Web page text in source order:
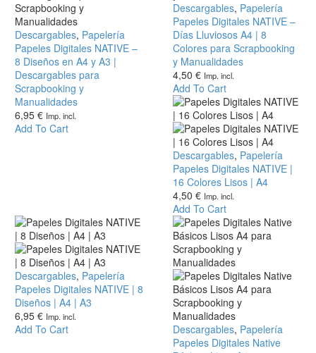
Papeles
Digitales
NATIVE
–
8
Diseños
en
A4
y
Manualidades
Descargables, Papelería
Papeles Digitales NATIVE –
8 Diseños en A4 y A3 |
Descargables para
Scrapbooking y
Manualidades
6,95 € Imp. incl.
Add To Cart
Papeles
Digitales
NATIVE
–
Días
Lluviosos
A4
|
8
Colores
para
Scrapbooking
y
Manualidades
Descargables, Papelería
Papeles Digitales NATIVE –
Días Lluviosos A4 | 8
Colores para Scrapbooking
y Manualidades
4,50 € Imp. incl.
Add To Cart
Papeles
Digitales
NATIVE
|
16
Colores
Lisos
|
A4
Descargables, Papelería
Papeles Digitales NATIVE |
16 Colores Lisos | A4
4,50 € Imp. incl.
Add To Cart
Papeles
Digitales
NATIVE
|
8
Descargables, Papelería
Papeles Digitales NATIVE | 8
Diseños | A4 | A3
6,95 € Imp. incl.
Add To Cart
Papeles
Digitales
Descargables, Papelería
Papeles Digitales Native